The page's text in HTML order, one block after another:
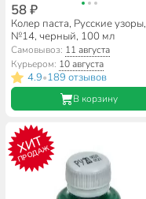
58 ₽
Колер паста, Русские узоры,
№14, черный, 100 мл
Самовывоз: 11 августа
Курьером: 10 августа
4.9•189 отзывов
В корзину
ХИТ
ПРОДАЖ